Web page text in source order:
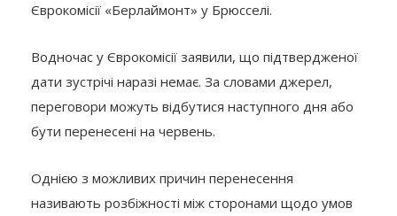
Єврокомісії «Берлаймонт» у Брюсселі.
Водночас у Єврокомісії заявили, що підтвердженої
дати зустрічі наразі немає. За словами джерел,
переговори можуть відбутися наступного дня або
бути перенесені на червень.
Однією з можливих причин перенесення
називають розбіжності між сторонами щодо умов